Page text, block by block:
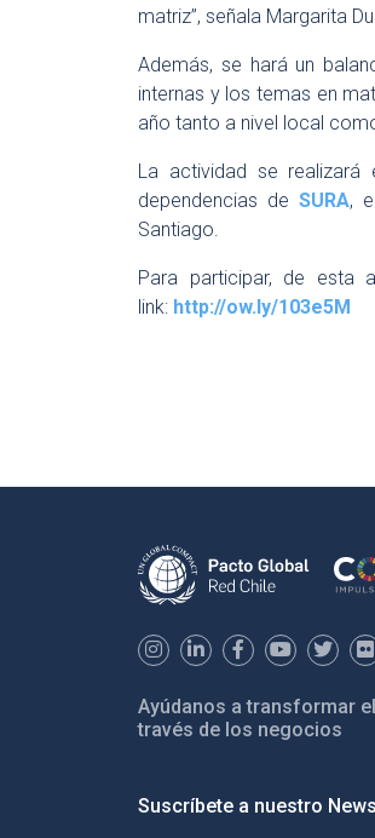
matriz”, señala Margarita
Además, se hará un
internas y los temas en
año tanto a nivel local
La actividad se
dependencias de SURA,
Santiago.
Para participar, de esta
link: http://ow.ly/103e5M
Ayúdanos a transformar
través de los negocios
Suscríbete a nuestro